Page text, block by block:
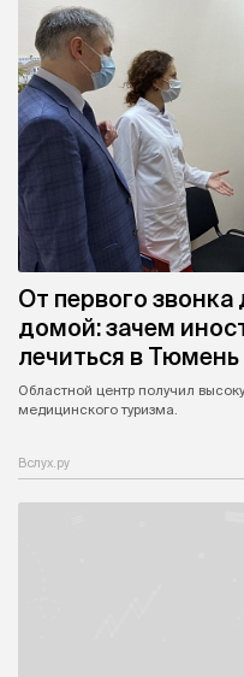
От первого
домой: зачем
лечиться в Тюмень
Областной центр получил
медицинского туризма.
Вслух.ру